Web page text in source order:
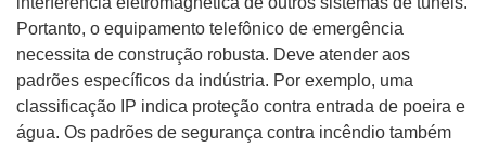
Portanto, o equipamento telefônico de emergência
necessita de construção robusta. Deve atender aos
padrões específicos da indústria. Por exemplo, uma
classificação IP indica proteção contra entrada de poeira e
água. Os padrões de segurança contra incêndio também